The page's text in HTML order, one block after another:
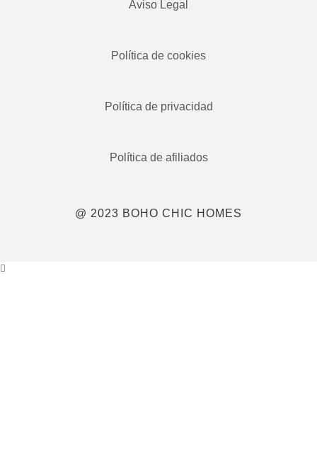
Aviso Legal
Política de cookies
Política de privacidad
Política de afiliados
@ 2023 BOHO CHIC HOMES